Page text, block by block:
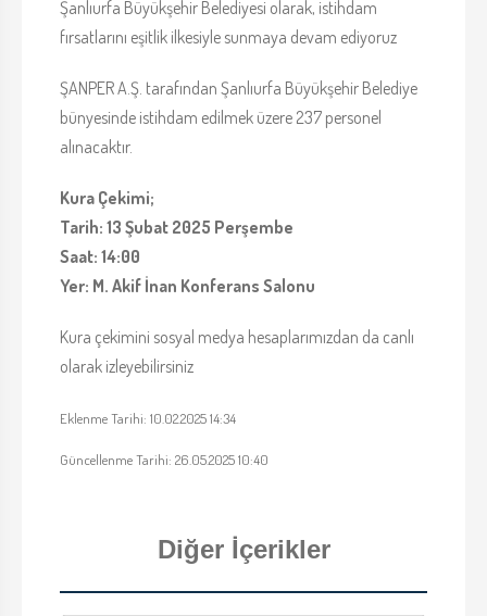
Şanlıurfa Büyükşehir Belediyesi olarak, istihdam
fırsatlarını eşitlik ilkesiyle sunmaya devam ediyoruz
ŞANPER A.Ş. tarafından Şanlıurfa Büyükşehir Belediye
bünyesinde istihdam edilmek üzere 237 personel
alınacaktır.
Kura Çekimi;
Tarih: 13 Şubat 2025 Perşembe
Saat: 14:00
Yer: M. Akif İnan Konferans Salonu
Kura çekimini sosyal medya hesaplarımızdan da canlı
olarak izleyebilirsiniz
Eklenme Tarihi: 10.02.2025 14:34
Güncellenme Tarihi: 26.05.2025 10:40
Diğer İçerikler